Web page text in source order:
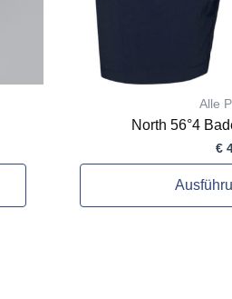
Alle
North 56°4
€
gewählt
werden